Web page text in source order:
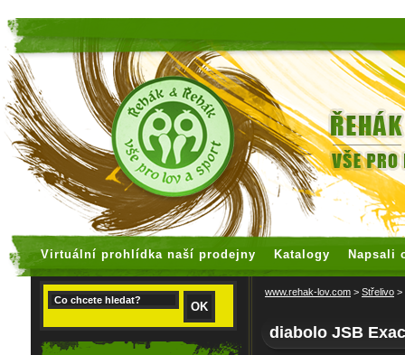
Virtuální prohlídka naší prodejny Katalogy Napsali
www.rehak-lov.com > Střelivo >
diabolo JSB